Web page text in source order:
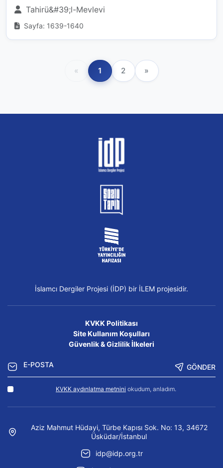
Tahirü&#39;l-Mevlevi
Sayfa: 1639-1640
« 1 2 »
İslamcı Dergiler Projesi (İDP) bir İLEM projesidir.
KVKK Politikası
Site Kullanım Koşulları
Güvenlik & Gizlilik İlkeleri
GÖNDER
KVKK aydınlatma metnini okudum, anladım.
Aziz Mahmut Hüdayi, Türbe Kapısı Sok. No: 13, 34672
Üsküdar/İstanbul
idp@idp.org.tr